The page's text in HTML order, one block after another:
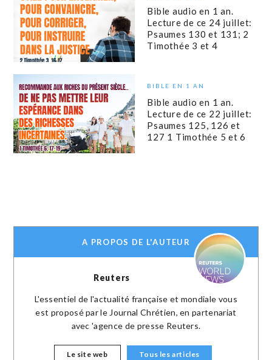
Bible audio en 1 an.
Lecture de ce 24 juillet:
Psaumes 130 et 131; 2
Timothée 3 et 4
BIBLE EN 1 AN
Bible audio en 1 an.
Lecture de ce 22 juillet:
Psaumes 125, 126 et
127 1 Timothée 5 et 6
A PROPOS DE L'AUTEUR
Reuters
L'essentiel de l'actualité française et mondiale vous
est proposé par le Journal Chrétien, en partenariat
avec 'agence de presse Reuters.
Le site web Tous les articles